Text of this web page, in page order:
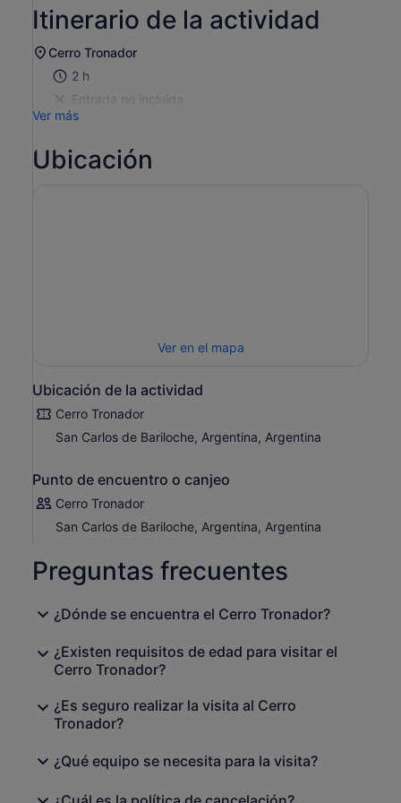
Itinerario de la actividad
Cerro Tronador
2 h
Entrada no incluida
Ver más
Ubicación
Ver en el mapa
Ubicación de la actividad
Cerro Tronador
San Carlos de Bariloche, Argentina, Argentina
Punto de encuentro o canjeo
Cerro Tronador
San Carlos de Bariloche, Argentina, Argentina
Preguntas frecuentes
¿Dónde se encuentra el Cerro Tronador?
¿Existen requisitos de edad para visitar el
Cerro Tronador?
¿Es seguro realizar la visita al Cerro
Tronador?
¿Qué equipo se necesita para la visita?